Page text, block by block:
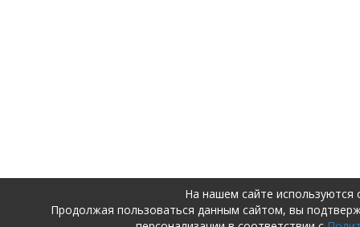
На нашем сайте используются
Продолжая пользоваться данным сайтом, вы